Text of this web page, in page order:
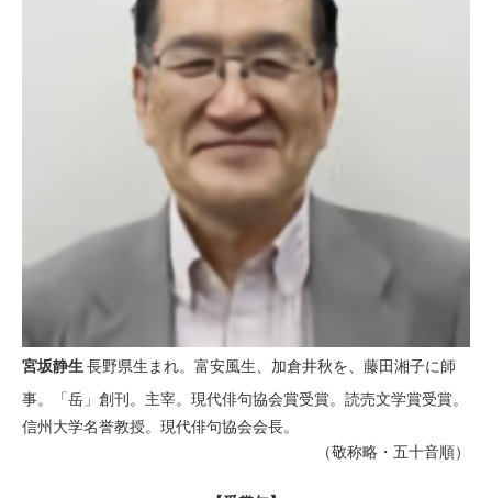
宮坂静生 長野県生まれ。富安風生、加倉井秋を、藤田湘子に師
事。「岳」創刊。主宰。現代俳句協会賞受賞。読売文学賞受賞。
信州大学名誉教授。現代俳句協会会長。
（敬称略・五十音順）